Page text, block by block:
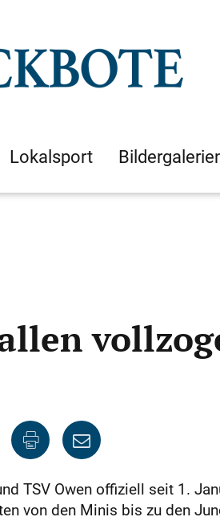
Lokalsport
TSV Owen offiziell seit 1.
von den Minis bis zu den